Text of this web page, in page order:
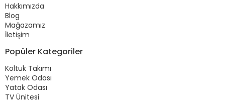
Hakkımızda
Blog
Mağazamız
İletişim
Popüler Kategoriler
Koltuk Takımı
Yemek Odası
Yatak Odası
TV Ünitesi